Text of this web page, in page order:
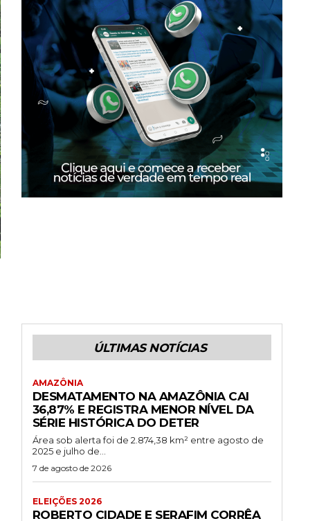
ÚLTIMAS NOTÍCIAS
AMAZÔNIA
DESMATAMENTO NA AMAZÔNIA CAI
36,87% E REGISTRA MENOR NÍVEL DA
SÉRIE HISTÓRICA DO DETER
Área sob alerta foi de 2.874,38 km² entre agosto de
2025 e julho de...
7 de agosto de 2026
ELEIÇÕES 2026
ROBERTO CIDADE E SERAFIM CORRÊA